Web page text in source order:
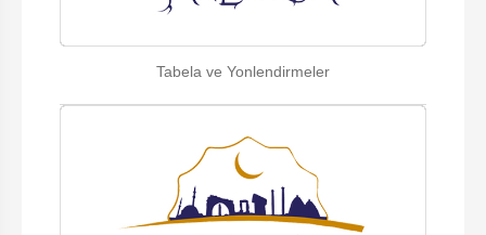
Tabela ve Yonlendirmeler